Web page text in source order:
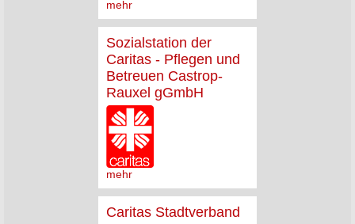
mehr
Sozialstation der
Caritas - Pflegen und
Betreuen Castrop-
Rauxel gGmbH
mehr
Caritas Stadtverband